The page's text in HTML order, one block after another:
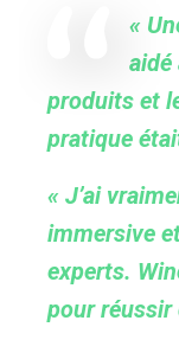
«
aidé
produits et
pratique
« J’ai
immersive
experts.
pour réussir